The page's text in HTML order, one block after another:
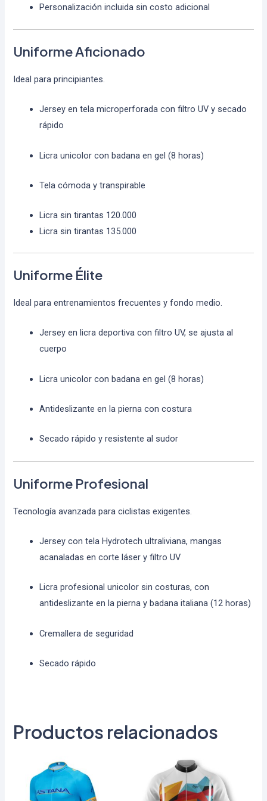
Personalización incluida sin costo adicional
Uniforme Aficionado
Ideal para principiantes.
Jersey en tela microperforada con filtro UV y secado
rápido
Licra unicolor con badana en gel (8 horas)
Tela cómoda y transpirable
Licra sin tirantas 120.000
Licra sin tirantas 135.000
Uniforme Élite
Ideal para entrenamientos frecuentes y fondo medio.
Jersey en licra deportiva con filtro UV, se ajusta al
cuerpo
Licra unicolor con badana en gel (8 horas)
Antideslizante en la pierna con costura
Secado rápido y resistente al sudor
Uniforme Profesional
Tecnología avanzada para ciclistas exigentes.
Jersey con tela Hydrotech ultraliviana, mangas
acanaladas en corte láser y filtro UV
Licra profesional unicolor sin costuras, con
antideslizante en la pierna y badana italiana (12 horas)
Cremallera de seguridad
Secado rápido
Productos relacionados